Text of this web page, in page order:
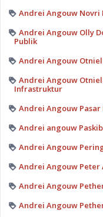
Andrei Angouw Novri
Andrei Angouw Olly
Publik
Andrei Angouw
Andrei Angouw
Infrastruktur
Andrei Angouw Pasar
Andrei angouw
Andrei Angouw
Andrei Angouw Peter
Andrei Angouw
Andrei Angouw